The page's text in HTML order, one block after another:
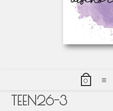
0
TEEN26-3